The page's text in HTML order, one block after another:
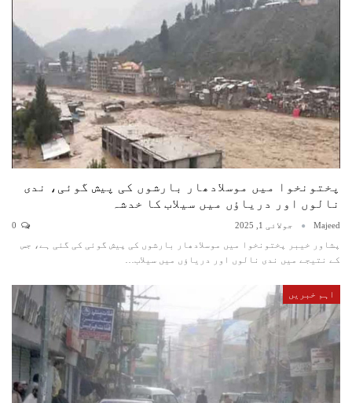
پختونخوا میں موسلادھار بارشوں کی پیش گوئی، ندی
نالوں اور دریاؤں میں سیلاب کا خدشہ
Majeed جولائی 1, 2025
پشاور خیبر پختونخوا میں موسلادھار بارشوں کی پیش گوئی کی گئی ہے، جس
کے نتیجے میں ندی نالوں اور دریاؤں میں سیلاب…
اہم خبریں